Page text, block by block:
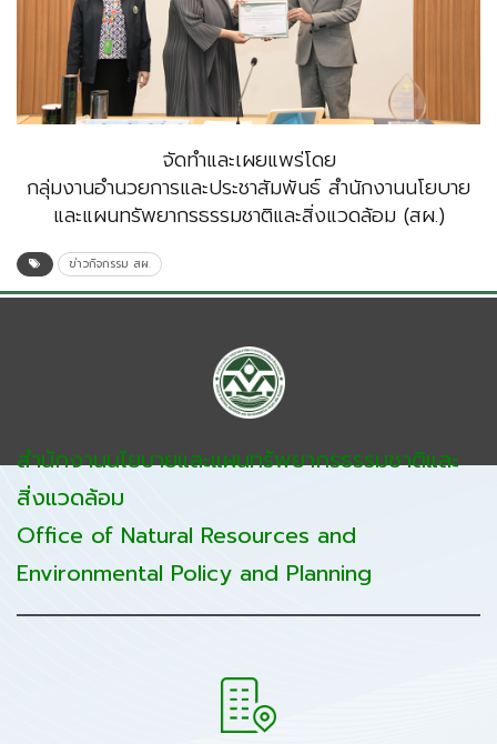
จัดทำและเผยแพร่โดย
กลุ่มงานอำนวยการและประชาสัมพันธ์ สำนักงานนโยบาย
และแผนทรัพยากรธรรมชาติและสิ่งแวดล้อม (สผ.)
ข่าวกิจกรรม สผ.
สำนักงานนโยบายและแผนทรัพยากรธรรมชาติและ
สิ่งแวดล้อม
Office of Natural Resources and
Environmental Policy and Planning